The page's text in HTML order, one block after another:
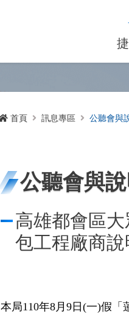
首頁 訊息專區 公聽會與
公聽會與
高雄都會區
包工程廠商說
本局110年8月9日(一)假